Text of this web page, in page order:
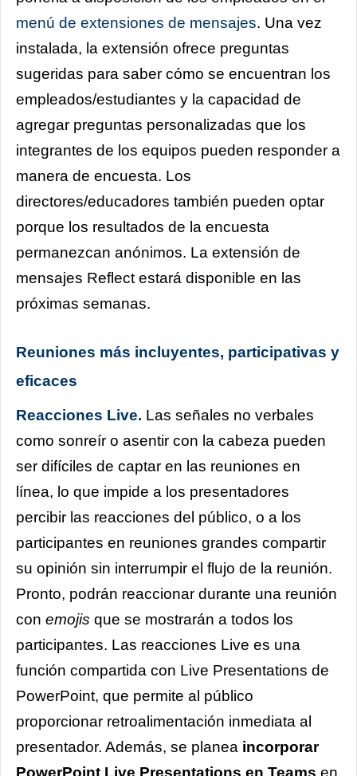
menú de extensiones de mensajes. Una vez
instalada, la extensión ofrece preguntas
sugeridas para saber cómo se encuentran los
empleados/estudiantes y la capacidad de
agregar preguntas personalizadas que los
integrantes de los equipos pueden responder a
manera de encuesta. Los
directores/educadores también pueden optar
porque los resultados de la encuesta
permanezcan anónimos. La extensión de
mensajes Reflect estará disponible en las
próximas semanas.
Reuniones más incluyentes, participativas y
eficaces
Reacciones Live. Las señales no verbales
como sonreír o asentir con la cabeza pueden
ser difíciles de captar en las reuniones en
línea, lo que impide a los presentadores
percibir las reacciones del público, o a los
participantes en reuniones grandes compartir
su opinión sin interrumpir el flujo de la reunión.
Pronto, podrán reaccionar durante una reunión
con emojis que se mostrarán a todos los
participantes. Las reacciones Live es una
función compartida con Live Presentations de
PowerPoint, que permite al público
proporcionar retroalimentación inmediata al
presentador. Además, se planea incorporar
PowerPoint Live Presentations en Teams en